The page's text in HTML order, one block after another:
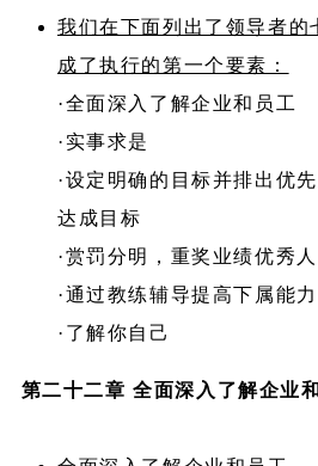
我们在下面列出了领导者的
成了执行的第一个要素：
·全面深入了解企业和员工
·实事求是
·设定明确的目标并排出优
达成目标
·赏罚分明，重奖业绩优秀
·通过教练辅导提高下属能力
·了解你自己
第二十二章 全面深入了解企业